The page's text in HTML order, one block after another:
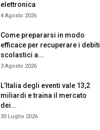
elettronica
4 Agosto 2026
Come prepararsi in modo
efficace per recuperare i debiti
scolastici a...
3 Agosto 2026
L’Italia degli eventi vale 13,2
miliardi e traina il mercato
dei...
30 Luglio 2026